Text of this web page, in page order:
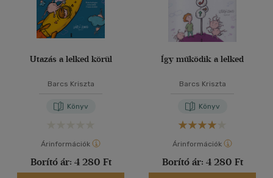
Utazás a lelked körül
Barcs Kriszta
Könyv
Árinformációk
Borító ár: 4 280 Ft
Így működik a lelked
Barcs Kriszta
Könyv
Árinformációk
Borító ár: 4 280 Ft